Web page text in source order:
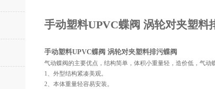
手动塑料UPVC蝶阀 涡轮对夹塑料
手动塑料UPVC蝶阀 涡轮对夹塑料排污蝶阀
气动蝶阀的主要优点，结构简单，体积小重量轻，造价低，气
1、外型结构紧凑美观。
2、本体重量轻容易安装。